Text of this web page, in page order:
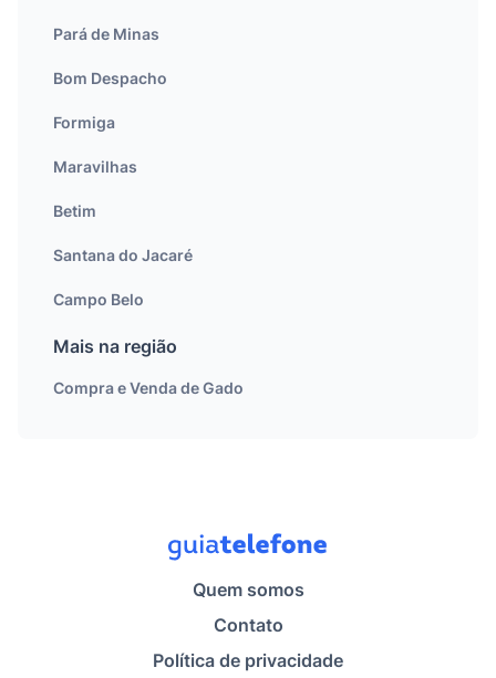
Pará de Minas
Bom Despacho
Formiga
Maravilhas
Betim
Santana do Jacaré
Campo Belo
Mais na região
Compra e Venda de Gado
Quem somos
Contato
Política de privacidade